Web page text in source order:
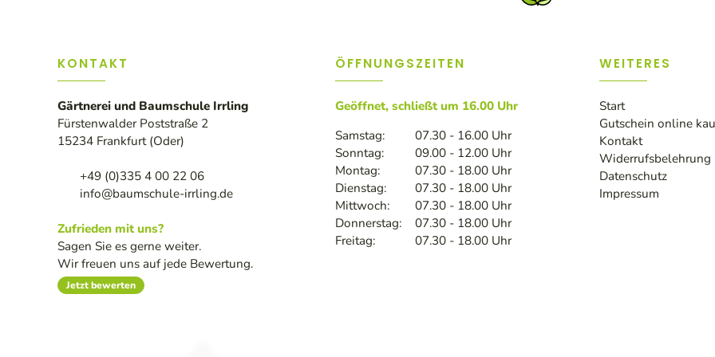
KONTAKT
Gärtnerei und Baumschule Irrling
Fürstenwalder Poststraße 2
15234 Frankfurt (Oder)
+49 (0)335 4 00 22 06
info@baumschule-irrling.de
Zufrieden mit uns?
Sagen Sie es gerne weiter.
Wir freuen uns auf jede Bewertung.
Jetzt bewerten
ÖFFNUNGSZEITEN
Geöffnet, schließt um 16.00 Uhr
Samstag:
07.30 - 16.00 Uhr
Sonntag:
09.00 - 12.00 Uhr
Montag:
07.30 - 18.00 Uhr
Dienstag:
07.30 - 18.00 Uhr
Mittwoch:
07.30 - 18.00 Uhr
Donnerstag:
07.30 - 18.00 Uhr
Freitag:
07.30 - 18.00 Uhr
WEITERES
Start
Gutschein online
Kontakt
Widerrufsbelehrung
Datenschutz
Impressum